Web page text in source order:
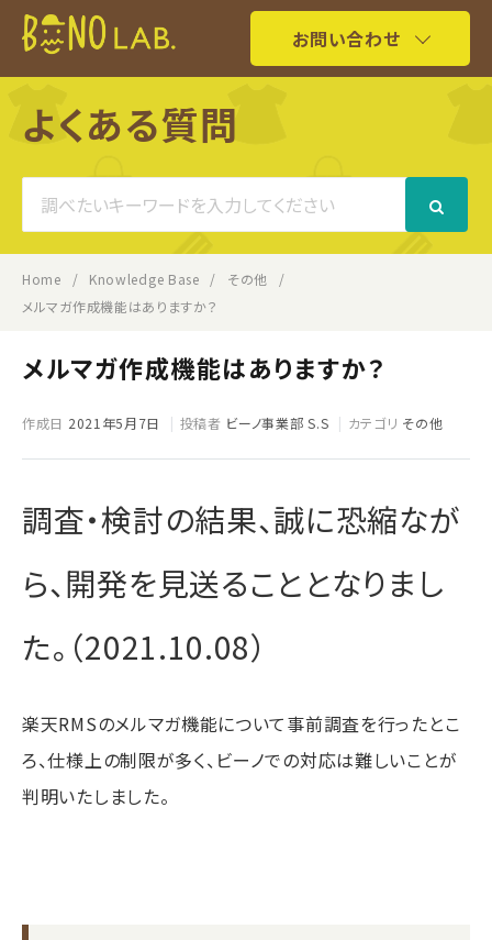
お問い合わせ
よくある質問
For
Home Knowledge Base
その他
メルマガ作成機能はありますか？
メルマガ作成機能はありますか？
作成日 2021年5月7日 投稿者 ビーノ事業部 S.S カテゴリ その他
調査・検討の結果、誠に恐縮なが
ら、開発を見送ることとなりまし
た。（2021.10.08）
楽天RMSのメルマガ機能について事前調査を行ったとこ
ろ、仕様上の制限が多く、ビーノでの対応は難しいことが
判明いたしました。